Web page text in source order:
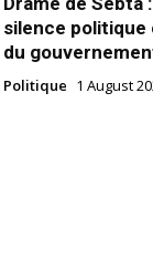
au choc GENZ212
les chiffres
silence politique
du
Politique 1 August